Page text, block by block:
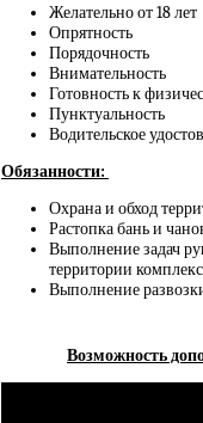
Желательно от 18 лет
Опрятность
Порядочность
Внимательность
Готовность к
Пунктуальность
Водительское
Обязанности:
Охрана и обход
Растопка бань и
Выполнение задач
территории
Выполнение
Возможность